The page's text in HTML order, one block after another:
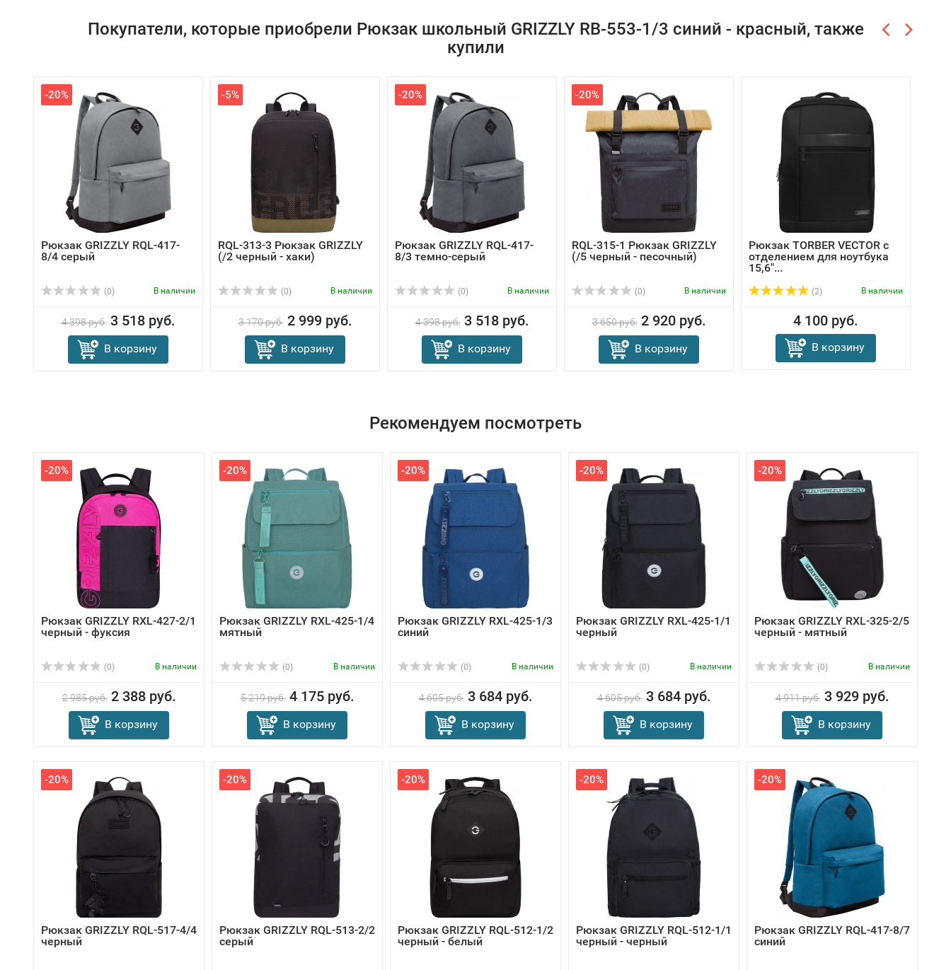
Покупатели, которые приобрели Рюкзак школьный GRIZZLY RB-553-1/3 синий - красный, также
купили
-20%
Рюкзак GRIZZLY RQL-417-
8/4 серый
(0) В наличии
4 398 руб. 3 518 руб.
В корзину
-5%
RQL-313-3 Рюкзак GRIZZLY
(/2 черный - хаки)
(0) В наличии
3 170 руб. 2 999 руб.
В корзину
-20%
Рюкзак GRIZZLY RQL-417-
8/3 темно-серый
(0) В наличии
4 398 руб. 3 518 руб.
В корзину
-20%
RQL-315-1 Рюкзак GRIZZLY
(/5 черный - песочный)
(0) В наличии
3 650 руб. 2 920 руб.
В корзину
Рюкзак TORBER VECTOR с
отделением для ноутбука
15,6"...
(2) В наличии
4 100 руб.
В корзину
Рекомендуем посмотреть
-20%
Рюкзак GRIZZLY RXL-427-2/1
черный - фуксия
(0) В наличии
2 985 руб. 2 388 руб.
В корзину
-20%
Рюкзак GRIZZLY RXL-425-1/4
мятный
(0) В наличии
5 219 руб. 4 175 руб.
В корзину
-20%
Рюкзак GRIZZLY RXL-425-1/3
синий
(0) В наличии
4 605 руб. 3 684 руб.
В корзину
-20%
Рюкзак GRIZZLY RXL-425-1/1
черный
(0) В наличии
4 605 руб. 3 684 руб.
В корзину
-20%
Рюкзак GRIZZLY RXL-325-2/5
черный - мятный
(0) В наличии
4 911 руб. 3 929 руб.
В корзину
-20%
Рюкзак GRIZZLY RQL-517-4/4
черный
-20%
Рюкзак GRIZZLY RQL-513-2/2
серый
-20%
Рюкзак GRIZZLY RQL-512-1/2
черный - белый
-20%
Рюкзак GRIZZLY RQL-512-1/1
черный - черный
-20%
Рюкзак GRIZZLY RQL-417-8/7
синий